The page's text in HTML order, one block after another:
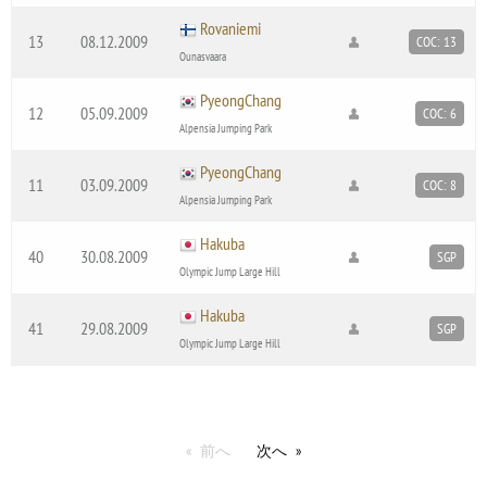
13 08.12.2009
Rovaniemi
Ounasvaara
COC: 13
12 05.09.2009
PyeongChang
Alpensia Jumping Park
COC: 6
11 03.09.2009
PyeongChang
Alpensia Jumping Park
COC: 8
40 30.08.2009
Hakuba
Olympic Jump Large Hill
SGP
41 29.08.2009
Hakuba
Olympic Jump Large Hill
SGP
前へ 次へ